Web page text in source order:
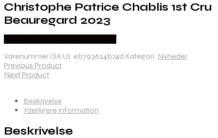
Christophe Patrice Chablis 1st Cru
Beauregard 2023
Varenummer (SKU): eb793624b74d Kategori: Nyheder
Previous Product
Next Product
Beskrivelse
Yderligere information
Beskrivelse